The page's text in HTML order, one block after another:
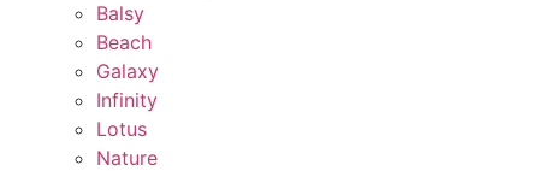
Balsy
Beach
Galaxy
Infinity
Lotus
Nature